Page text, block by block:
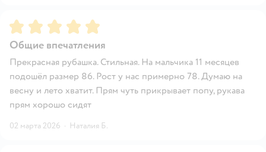
Рейтинг:5
Общие впечатления
Прекрасная рубашка. Стильная. На мальчика 11 месяцев
подошёл размер 86. Рост у нас примерно 78. Думаю на
весну и лето хватит. Прям чуть прикрывает попу, рукава
прям хорошо сидят
02 марта 2026 · Наталия Б.